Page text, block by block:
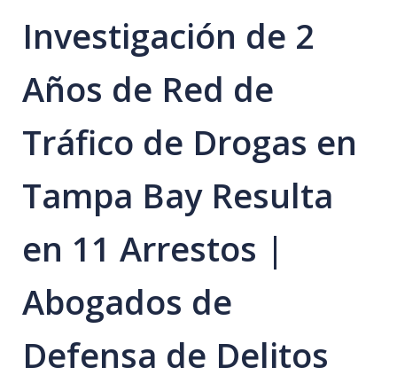
Investigación de 2
Años de Red de
Tráfico de Drogas en
Tampa Bay Resulta
en 11 Arrestos |
Abogados de
Defensa de Delitos